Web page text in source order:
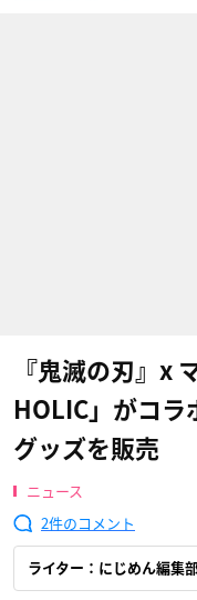
『鬼滅の刃』x
HOLIC」がコラ
グッズを販売
ニュース
2
ライター：にじめん編集